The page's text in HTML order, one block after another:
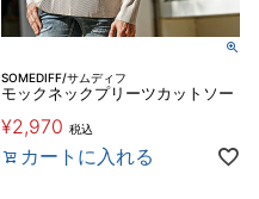
SOMEDIFF/サムディフ
モックネックプリーツカットソー
¥2,970 税込
カートに入れる